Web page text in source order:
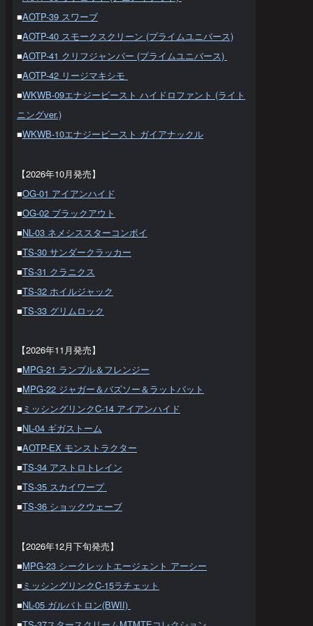
■AOTP-39 スワーブ
■AOTP-40 スモークスクリーン (プライムユニバース)
■AOTP-41 クリフジャンパー (プライムユニバース)
■AOTP-42 リージマキシモ
■WKWB-09エナジービースト ハイドロファント (ライト
ニングver.)
■WKWB-10エナジービースト ガイアナックル
【2026年10月発売】
■OG-01 アイアンハイド
■OG-02 ブラックアウト
■NL-03 ネメシススターコンボイ
■TS-30 サンダークラッカー
■TS-31 クラニクス
■TS-32 ホイルジャック
■TS-33 グリムロック
【2026年11月発売】
■MPG-21 ランブル＆フレンジー
■MPG-22 ジャガー＆バズソー＆ラットバット
■ ミッシングリンクC-14 アイアンハイド
■NL-04 ギガストーム
■AOTP-EX モンストラクター
■TS-34 アストロトレイン
■TS-35 スカイワープ
■TS-36 ショックウェーブ
【2026年12月下旬発売】
■MPG-23 シークレットエージェント アーシー
■ ミッシングリンクC-15ラチェット
■NL-05 ガルバトロン(BWII)